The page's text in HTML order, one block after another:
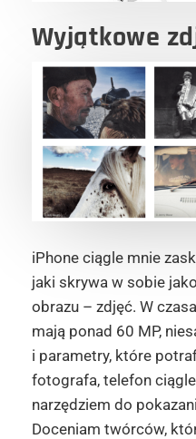
Wyjątkowe
iPhone ciągle mnie
jaki skrywa w sobie
obrazu – zdjęć. W
mają ponad 60 MP,
i parametry, które
fotografa, telefon
narzędziem do
Doceniam twórców,